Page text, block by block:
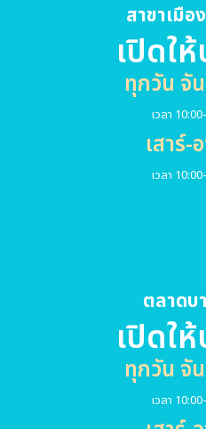
สาขาเมือ
เปิดใ
ทุกวัน จั
เวลา
เสาร์-
เวลา
ตลาดบ
เปิดใ
ทุกวัน จั
เวลา